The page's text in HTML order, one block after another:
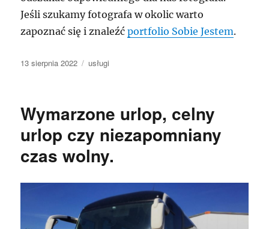
Jeśli szukamy fotografa w okolic warto
zapoznać się i znaleźćportfolio Sobie Jestem.
Data
13 sierpnia 2022 Kategorie
usługi
Wymarzone urlop, celny
urlop czy niezapomniany
czas wolny.